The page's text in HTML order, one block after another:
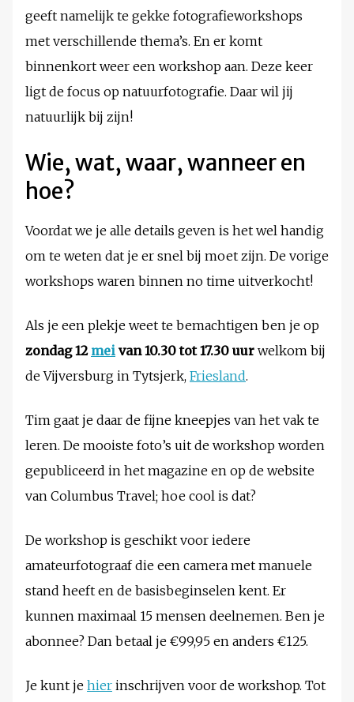
geeft namelijk te gekke fotografieworkshops
met verschillende thema’s. En er komt
binnenkort weer een workshop aan. Deze keer
ligt de focus op natuurfotografie. Daar wil jij
natuurlijk bij zijn!
Wie, wat, waar, wanneer en
hoe?
Voordat we je alle details geven is het wel handig
om te weten dat je er snel bij moet zijn. De vorige
workshops waren binnen no time uitverkocht!
Als je een plekje weet te bemachtigen ben je op
zondag 12 mei van 10.30 tot 17.30 uur welkom bij
de Vijversburg in Tytsjerk, Friesland.
Tim gaat je daar de fijne kneepjes van het vak te
leren. De mooiste foto’s uit de workshop worden
gepubliceerd in het magazine en op de website
van Columbus Travel; hoe cool is dat?
De workshop is geschikt voor iedere
amateurfotograaf die een camera met manuele
stand heeft en de basisbeginselen kent. Er
kunnen maximaal 15 mensen deelnemen. Ben je
abonnee? Dan betaal je €99,95 en anders €125.
Je kunt je hier inschrijven voor de workshop. Tot